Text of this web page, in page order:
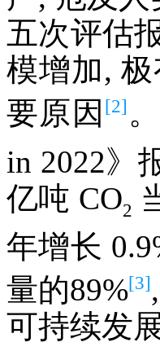
五次评估
模增加,
要原因 [2]
in 2022》
亿吨 CO2
年增长
量的89%[3]
可持续发